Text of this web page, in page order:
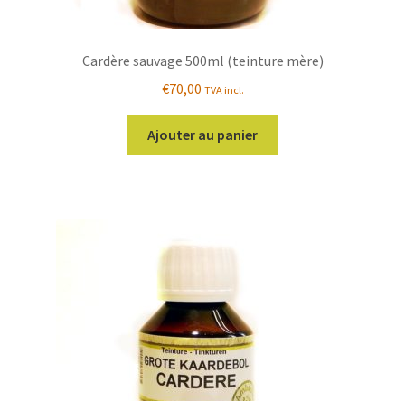
Cardère sauvage 500ml (teinture mère)
€70,00 TVA incl.
Ajouter au panier